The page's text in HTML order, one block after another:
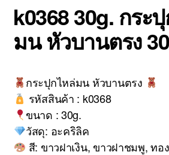
k0368 30g. กระ
มน หัวบานตรง
กระปุกไหล่มน หัวบานตรง
รหัสสินค้า : k0368
ขนาด : 30g.
วัสดุ: อะคริลิค
สี: ขาวฝาเงิน, ขาวฝาชมพู, ทอ